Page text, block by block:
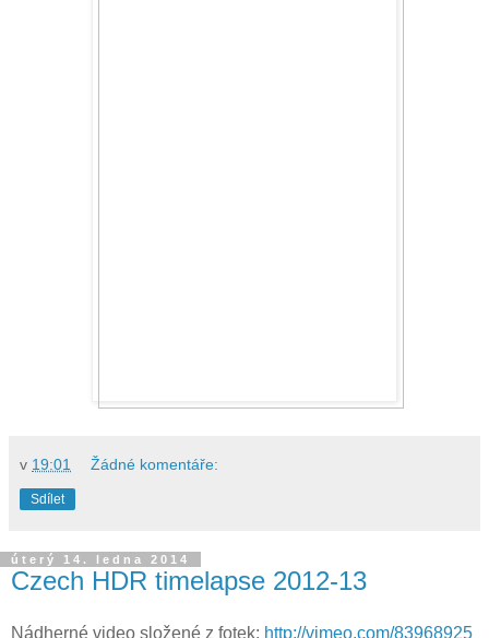
v 19:01 Žádné komentáře:
Sdílet
úterý 14. ledna 2014
Czech HDR timelapse 2012-13
Nádherné video složené z fotek: http://vimeo.com/83968925